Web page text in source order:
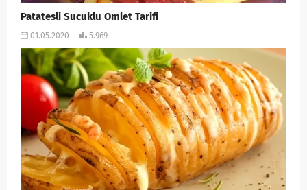
Patatesli Sucuklu Omlet Tarifi
01.05.2020 5.969